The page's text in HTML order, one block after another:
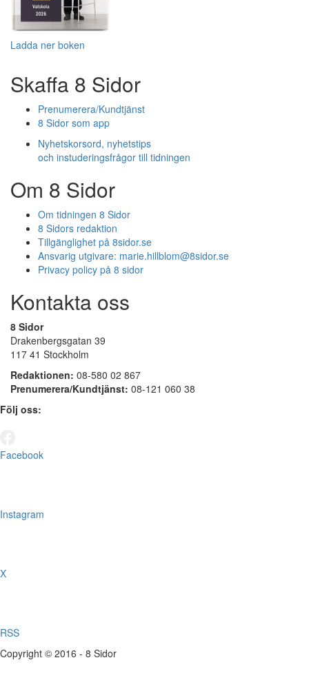
Ladda ner boken
Skaffa 8 Sidor
Prenumerera/Kundtjänst
8 Sidor som app
Nyhetskorsord, nyhetstips
och instuderingsfrågor till tidningen
Om 8 Sidor
Om tidningen 8 Sidor
8 Sidors redaktion
Tillgänglighet på 8sidor.se
Ansvarig utgivare: marie.hillblom@8sidor.se
Privacy policy på 8 sidor
Kontakta oss
8 Sidor
Drakenbergsgatan 39
117 41 Stockholm
Redaktionen: 08-580 02 867
Prenumerera/Kundtjänst: 08-121 060 38
Följ oss:
Facebook
Instagram
X
RSS
Copyright © 2016 - 8 Sidor